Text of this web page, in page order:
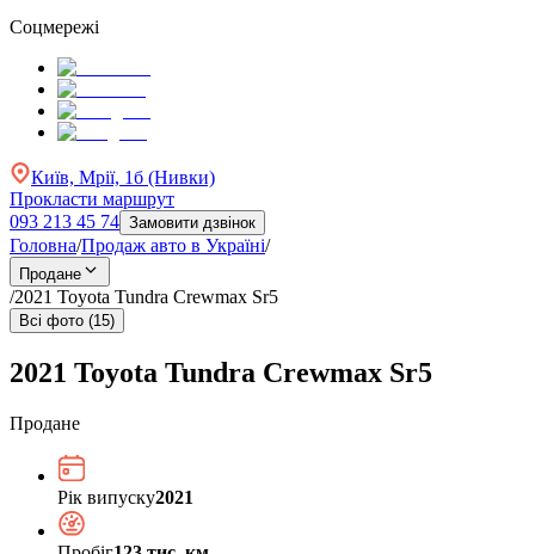
Соцмережі
Київ, Мрії, 1б (Нивки)
Прокласти маршрут
093 213 45 74 Замовити дзвінок
Головна/Продаж авто в Україні/
Продане
/2021 Toyota Tundra Crewmax Sr5
Всі фото (15)
2021 Toyota Tundra Crewmax Sr5
Продане
Рік випуску2021